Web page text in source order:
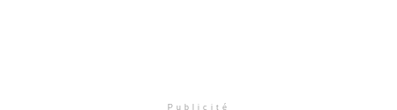
Publicité